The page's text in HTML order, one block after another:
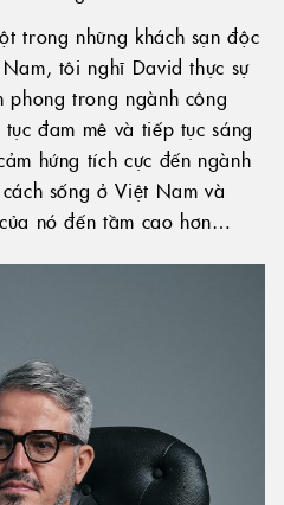
trong những khách sạn độc
tôi nghĩ David thực sự
phong trong ngành công
đam mê và tiếp tục sáng
hứng tích cực đến ngành
sống ở Việt Nam và
nó đến tầm cao hơn…